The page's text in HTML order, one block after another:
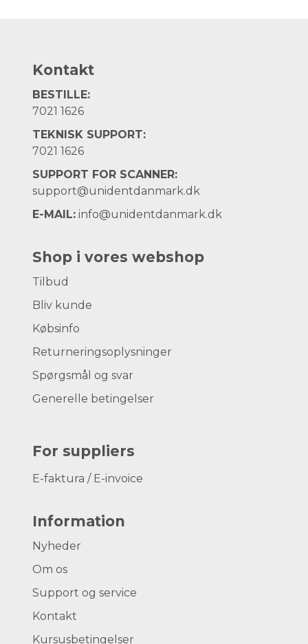
Kontakt
BESTILLE:
7021 1626
TEKNISK SUPPORT:
7021 1626
SUPPORT FOR SCANNER:
support@unidentdanmark.dk
E-MAIL: info@unidentdanmark.dk
Shop i vores webshop
Tilbud
Bliv kunde
Købsinfo
Returneringsoplysninger
Spørgsmål og svar
Generelle betingelser
For suppliers
E-faktura / E-invoice
Information
Nyheder
Om os
Support og service
Kontakt
Kursusbetingelser